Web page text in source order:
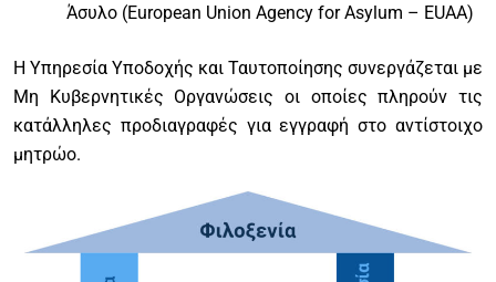
Άσυλο (European Union Agency for Asylum – EUAA)
Η Υπηρεσία Υποδοχής και Ταυτοποίησης συνεργάζεται με
Μη Κυβερνητικές Οργανώσεις οι οποίες πληρούν τις
κατάλληλες προδιαγραφές για εγγραφή στο αντίστοιχο
μητρώο.